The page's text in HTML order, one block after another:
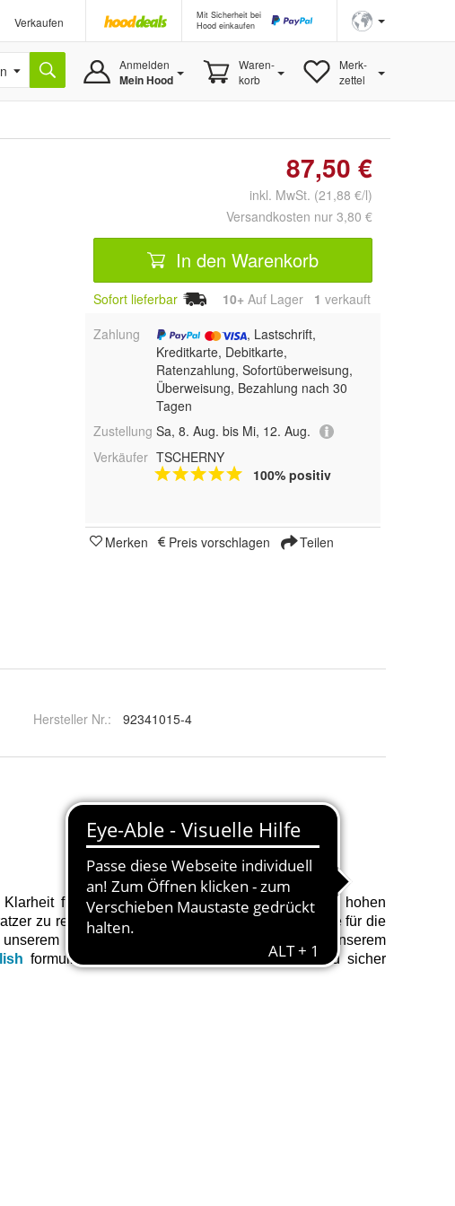
Verkaufen
Mit Sicherheit bei
Hood einkaufen
Anmelden
Mein Hood
Waren-
korb
Merk-
zettel
87,50 €
inkl. MwSt. (21,88 €/l)
Versandkosten nur 3,80 €
In den Warenkorb
Sofort lieferbar 10+ Auf Lager 1 verkauft
Zahlung
, Lastschrift,
Kreditkarte, Debitkarte,
Ratenzahlung, Sofortüberweisung,
Überweisung, Bezahlung nach 30
Tagen
Zustellung Sa, 8. Aug. bis Mi, 12. Aug.
Verkäufer TSCHERNY
100% positiv
Merken Preis vorschlagen Teilen
Hersteller Nr.: 92341015-4